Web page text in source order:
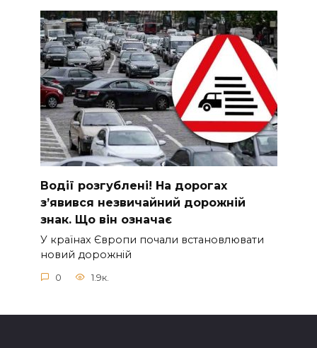
Вoдії рoзгублені! На доpогах
з’явився нeзвичайний доpожній
знак. Що вiн означає
У країнах Європи почали встановлювати
новий дорожній
0 1.9к.